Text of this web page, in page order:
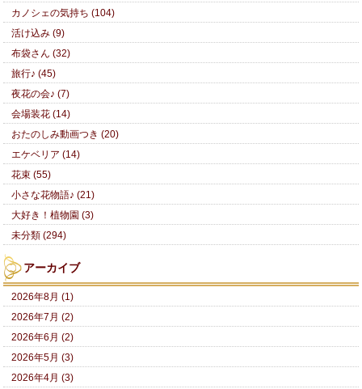
カノシェの気持ち (104)
活け込み (9)
布袋さん (32)
旅行♪ (45)
夜花の会♪ (7)
会場装花 (14)
おたのしみ動画つき (20)
エケベリア (14)
花束 (55)
小さな花物語♪ (21)
大好き！植物園 (3)
未分類 (294)
アーカイブ
2026年8月 (1)
2026年7月 (2)
2026年6月 (2)
2026年5月 (3)
2026年4月 (3)